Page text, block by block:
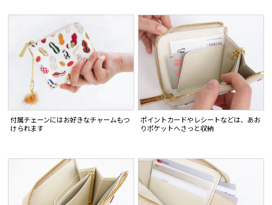
付属チェーンにはお好きなチャームもつ
けられます
ポイントカードやレシートなどは、あお
りポケットへさっと収納